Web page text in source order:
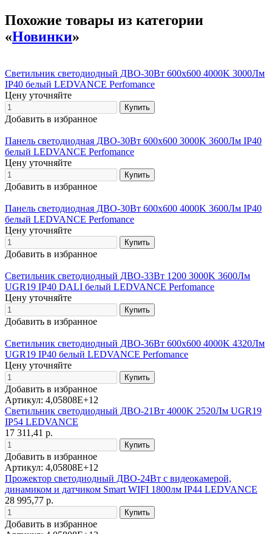
Похожие товары из категории
«Новинки»
Светильник светодиодный ДВО-30Вт 600х600 4000K 3000Лм
IP40 белый LEDVANCE Perfomance
Цену уточняйте
Добавить в избранное
Панель светодиодная ДВО-30Вт 600х600 3000K 3600Лм IP40
белый LEDVANCE Perfomance
Цену уточняйте
Добавить в избранное
Панель светодиодная ДВО-30Вт 600х600 4000K 3600Лм IP40
белый LEDVANCE Perfomance
Цену уточняйте
Добавить в избранное
Светильник светодиодный ДВО-33Вт 1200 3000K 3600Лм
UGR19 IP40 DALI белый LEDVANCE Perfomance
Цену уточняйте
Добавить в избранное
Светильник светодиодный ДВО-36Вт 600х600 4000K 4320Лм
UGR19 IP40 белый LEDVANCE Perfomance
Цену уточняйте
Добавить в избранное
Артикул: 4,05808E+12
Светильник светодиодный ДВО-21Вт 4000K 2520Лм UGR19
IP54 LEDVANCE
17 311,41 р.
Добавить в избранное
Артикул: 4,05808E+12
Прожектор светодиодный ДВО-24Вт с видеокамерой,
динамиком и датчиком Smart WIFI 1800лм IP44 LEDVANCE
28 995,77 р.
Добавить в избранное